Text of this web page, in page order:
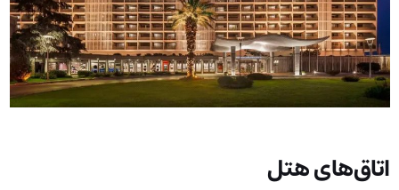
اتاق‌های هتل